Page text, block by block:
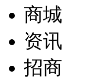
商城
资讯
招商